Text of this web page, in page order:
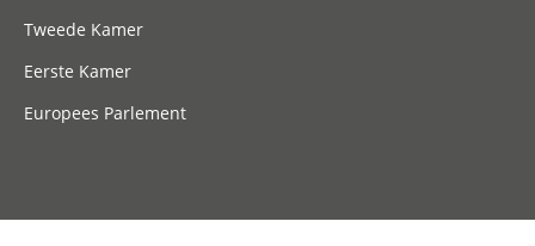
Tweede Kamer
Eerste Kamer
Europees Parlement